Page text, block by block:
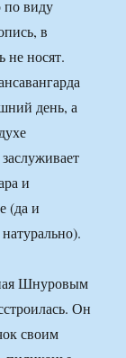
по виду
в
не носят.
день, а
и
(да и
Шнуровым
Он
своим